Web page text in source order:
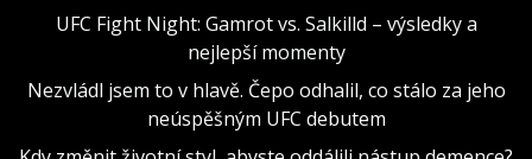
UFC Fight Night: Gamrot vs. Salkilld – výsledky a
nejlepší momenty
Nezvládl jsem to v hlavě. Čepo odhalil, co stálo za jeho
neúspěšným UFC debutem